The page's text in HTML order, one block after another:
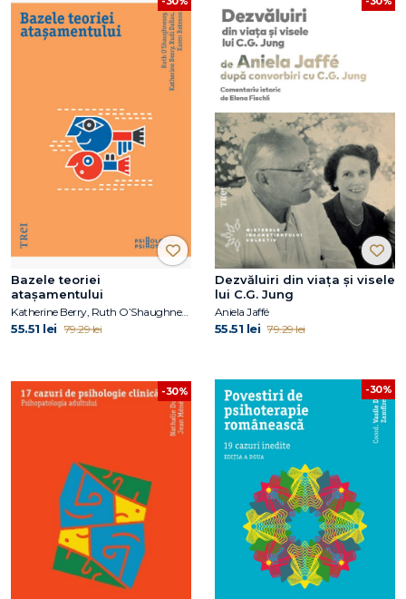
Bazele teoriei
atașamentului
Katherine Berry, Ruth O’Shaughnessy, Rudi Dallos, Karen Bateson
55.51 lei 79.29 lei
Dezvăluiri din viața și visele
lui C.G. Jung
Aniela Jaffé
55.51 lei 79.29 lei
-30% -30%